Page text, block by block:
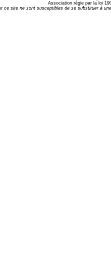
Association régie par la loi
ce site ne sont susceptibles de se substituer à